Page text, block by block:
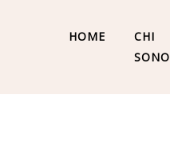
HOME
CHI
SONO